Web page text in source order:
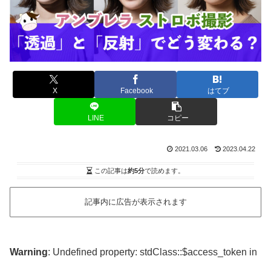
X Facebook はてブ
LINE コピー
2021.03.06 2023.04.22
この記事は約5分で読めます。
記事内に広告が表示されます
Warning : Undefined property: stdClass::$access_token in